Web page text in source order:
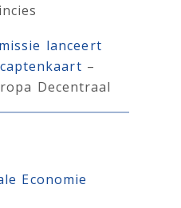
lanceert
–
Decentraal
Economie